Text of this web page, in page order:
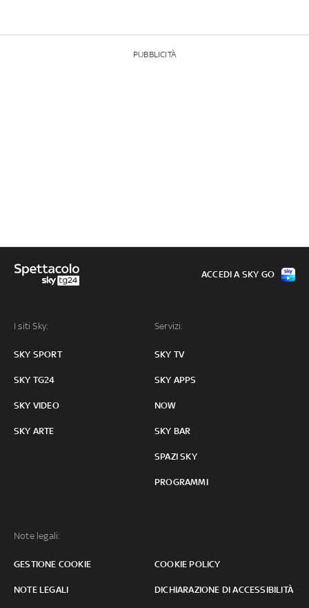
PUBBLICITÀ
I siti Sky:
SKY SPORT
SKY TG24
SKY VIDEO
SKY ARTE
Servizi:
SKY TV
SKY APPS
NOW
SKY BAR
SPAZI SKY
PROGRAMMI
Note legali:
GESTIONE COOKIE COOKIE POLICY
NOTE LEGALI DICHIARAZIONE DI ACCESSIBILITÀ
ACCEDI A SKY GO